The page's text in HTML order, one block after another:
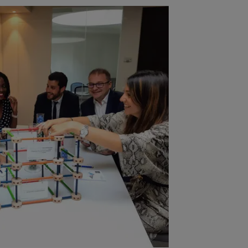
information contenue
financier, ni un
ou de ses sociétés
sur les produits figurant sur
générale de nos
peuvent évoluer dans le
préavis et à tout
française en vigueur et
pris connaissance de ces
votre intérêt, de les lire